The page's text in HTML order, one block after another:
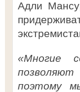
Адли
«Многие
позволяют
поэтому